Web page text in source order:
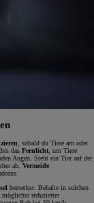
, sobald du Tiere am oder
das Fernlicht, um Tiere
Augen. Steht ein Tier auf der
ab. Vermeide
bemerkst. Behalte in solchen
reduzierter